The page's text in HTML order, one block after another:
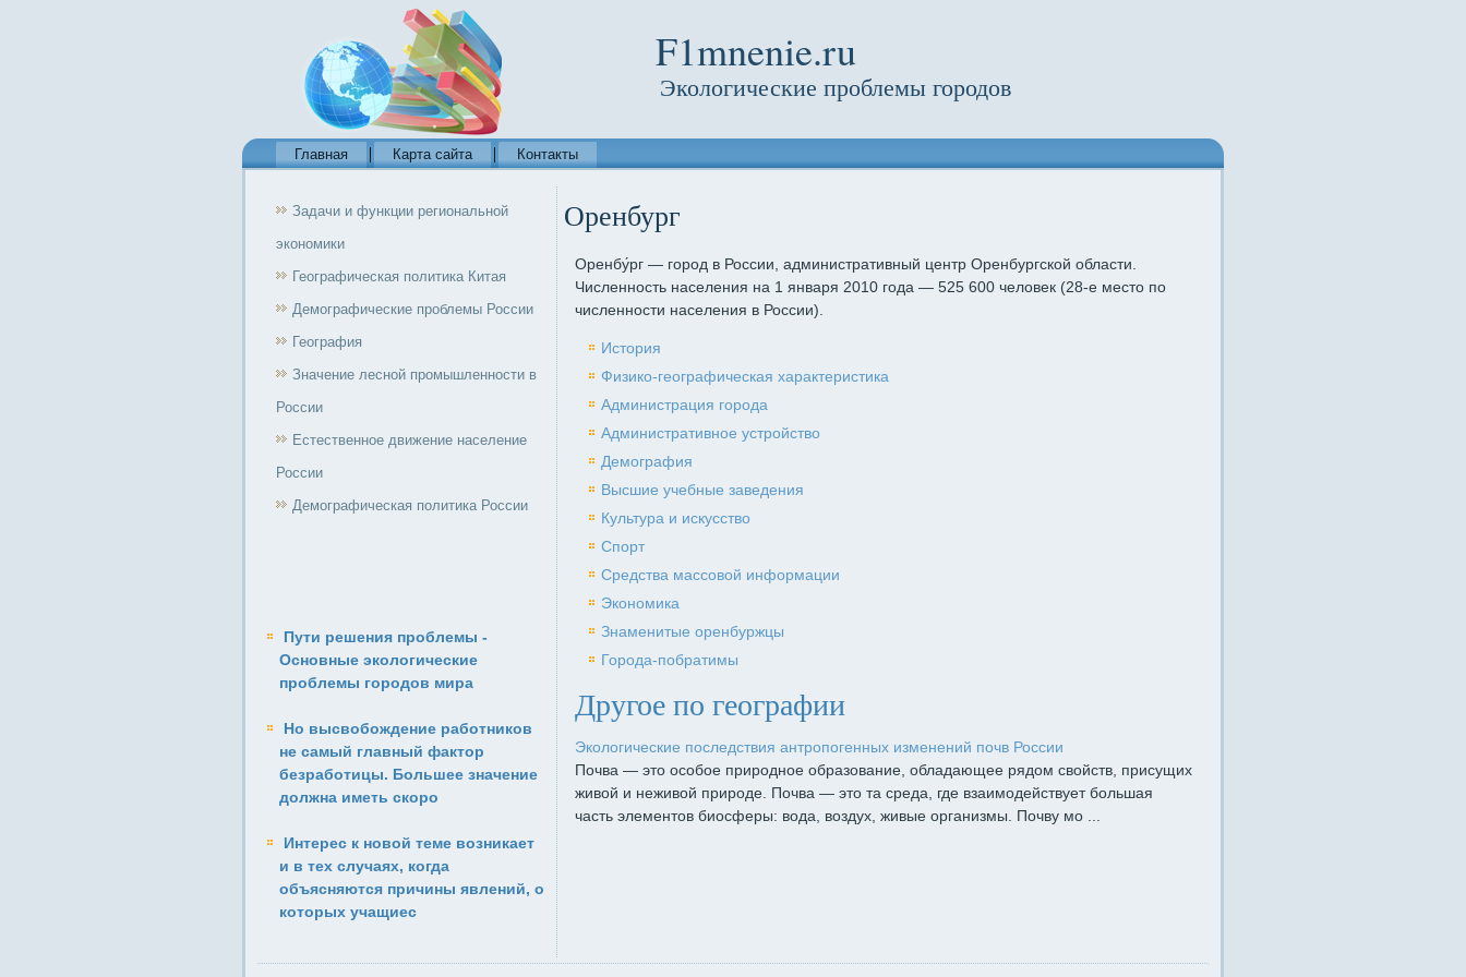
F1mnenie.ru
Экологические проблемы городов
Главная Карта сайта Контакты
Задачи и функции региональной
экономики
Географическая политика Китая
Демографические проблемы России
География
Значение лесной промышленности в
России
Естественное движение население
России
Демографическая политика России
Пути решения проблемы -
Основные экологические
проблемы городов мира
Но высвобождение работников
не самый главный фактор
безработицы. Большее значение
должна иметь скоро
Интерес к новой теме возникает
и в тех случаях, когда
объясняются причины явлений, о
которых учащиес
Оренбург
Оренбу́рг — город в России, административный центр Оренбургской области.
Численность населения на 1 января 2010 года — 525 600 человек (28-е место по
численности населения в России).
История
Физико-географическая характеристика
Администрация города
Административное устройство
Демография
Высшие учебные заведения
Культура и искусство
Спорт
Средства массовой информации
Экономика
Знаменитые оренбуржцы
Города-побратимы
Другое по географии
Экологические последствия антропогенных изменений почв России
Почва — это особое природное образование, обладаю­щее рядом свойств, присущих
живой и неживой природе. Почва — это та среда, где взаимодействует большая
часть элементов биосферы: вода, воздух, живые организмы. По­чву мо ...